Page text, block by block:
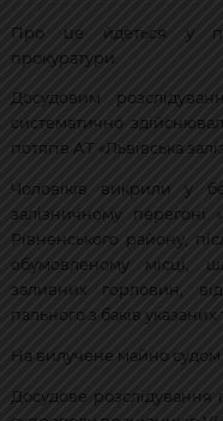
Про це йдеться у
прокуратури.
Досудовим
систематично
потягів АТ «Львівська
Чоловіків викрили у
залізничному
Рівненського району,
обумовленому місці,
заливних горловин,
пального з баків указаних
На вилучене майно судом
Досудове розслідування